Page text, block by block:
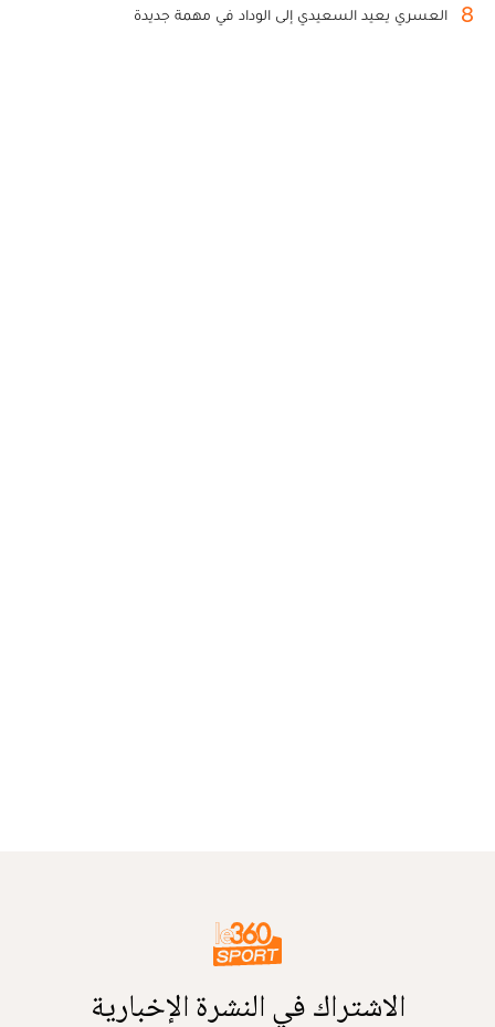
8 العسري يعيد السعيدي إلى الوداد في مهمة جديدة
الاشتراك في النشرة الإخبارية